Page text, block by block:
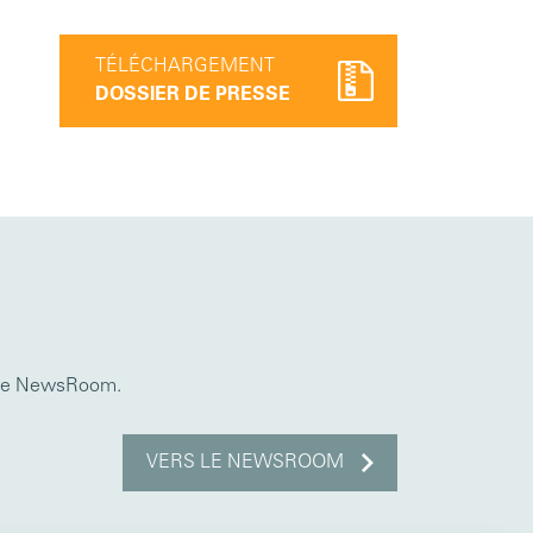
TÉLÉCHARGEMENT
DOSSIER DE PRESSE
NewsRoom.
VERS LE NEWSROOM